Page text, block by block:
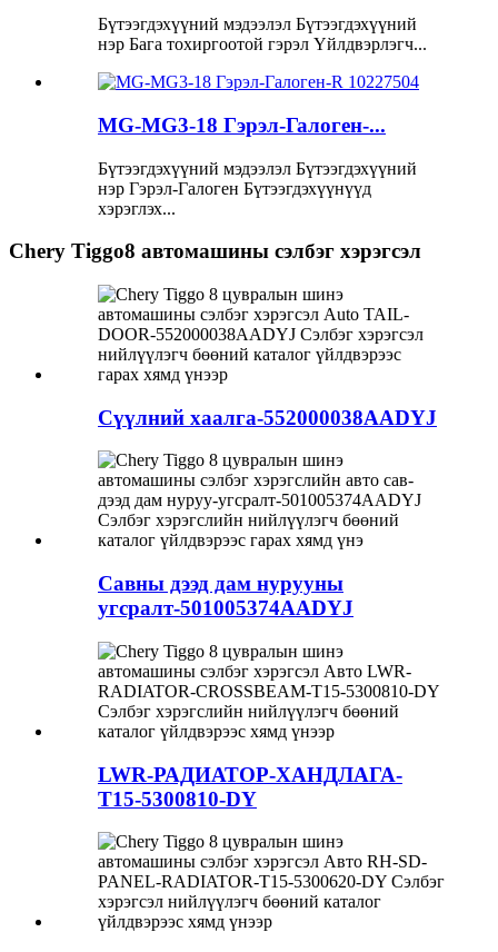
Бүтээгдэхүүний мэдээлэл Бүтээгдэхүүний
нэр Бага тохиргоотой гэрэл Үйлдвэрлэгч...
MG-MG3-18 Гэрэл-Галоген-...
Бүтээгдэхүүний мэдээлэл Бүтээгдэхүүний
нэр Гэрэл-Галоген Бүтээгдэхүүнүүд
хэрэглэх...
Chery Tiggo8 автомашины сэлбэг хэрэгсэл
Сүүлний хаалга-552000038AADYJ
Савны дээд дам нурууны
угсралт-501005374AADYJ
LWR-РАДИАТОР-ХАНДЛАГА-
T15-5300810-DY